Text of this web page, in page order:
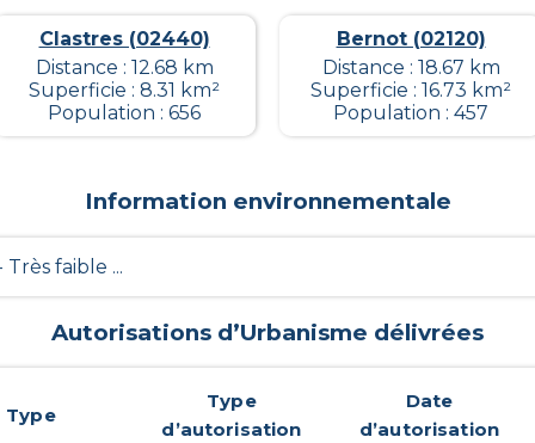
Clastres (02440)
Distance : 12.68 km
Superficie : 8.31 km²
Population : 656
Bernot (02120)
Distance : 18.67 km
Superficie : 16.73 km²
Population : 457
Information environnementale
Très faible ...
Autorisations d’Urbanisme délivrées
Type
Type
d’autorisation
Date
d’autorisation